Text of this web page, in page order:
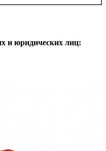
и юридических лиц: